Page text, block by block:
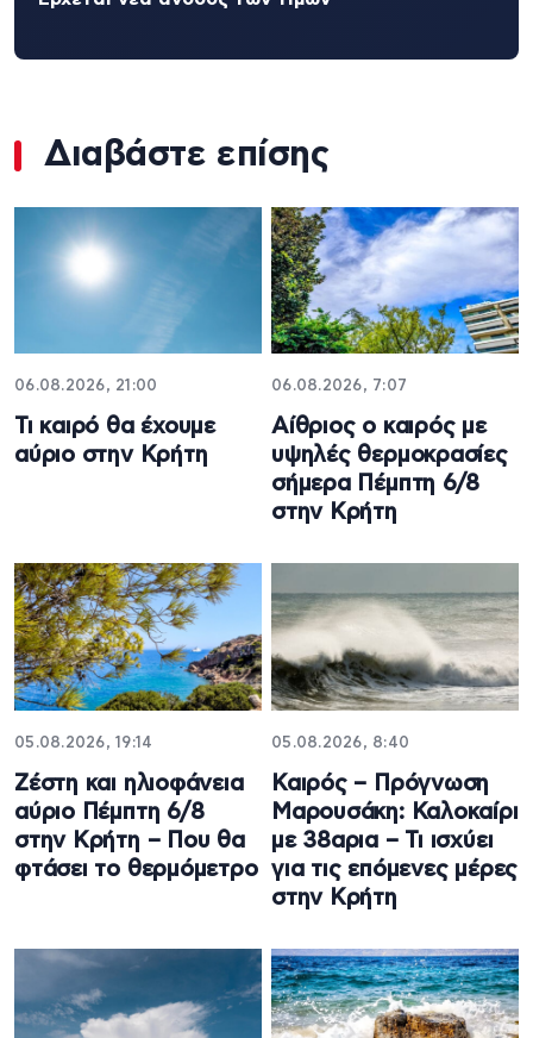
Διαβάστε επίσης
06.08.2026, 21:00
Τι καιρό θα έχουμε
αύριο στην Κρήτη
06.08.2026, 7:07
Αίθριος o καιρός με
υψηλές θερμοκρασίες
σήμερα Πέμπτη 6/8
στην Κρήτη
05.08.2026, 19:14
Ζέστη και ηλιοφάνεια
αύριο Πέμπτη 6/8
στην Κρήτη – Που θα
φτάσει το θερμόμετρο
05.08.2026, 8:40
Καιρός – Πρόγνωση
Μαρουσάκη: Καλοκαίρι
με 38αρια – Τι ισχύει
για τις επόμενες μέρες
στην Κρήτη